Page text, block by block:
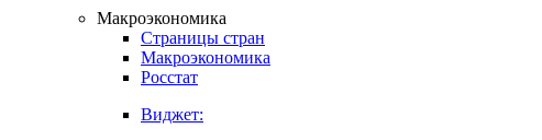
Макроэкономика
Страницы стран
Макроэкономика
Росстат
Виджет: